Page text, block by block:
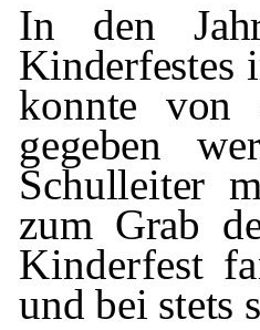
In den
Kinderfestes
konnte von
gegeben
Schulleiter
zum Grab
Kinderfest
und bei stets